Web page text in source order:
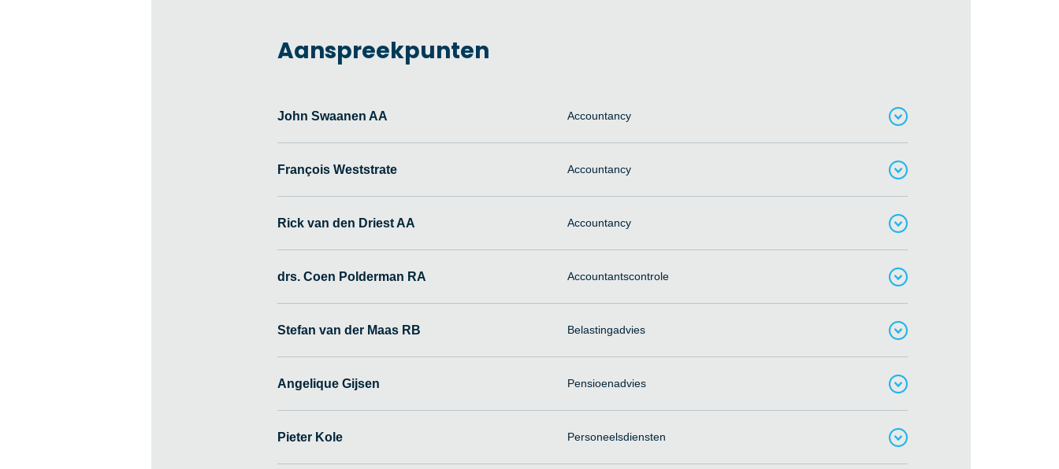
Aanspreekpunten
John Swaanen AA Accountancy
François Weststrate Accountancy
Rick van den Driest AA Accountancy
drs. Coen Polderman RA Accountantscontrole
Stefan van der Maas RB Belastingadvies
Angelique Gijsen Pensioenadvies
Pieter Kole Personeelsdiensten